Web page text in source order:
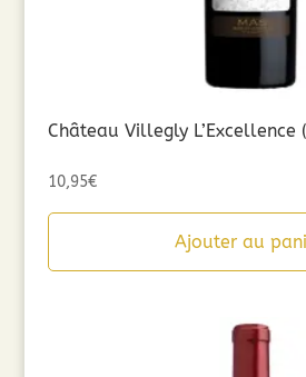
Château Villegly L’Excellence
10,95€
Ajouter au